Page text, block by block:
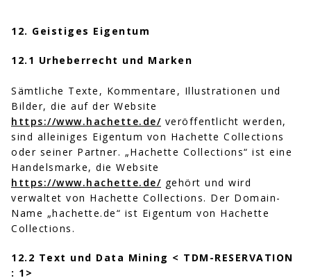
12. Geistiges Eigentum
12.1 Urheberrecht und Marken
Sämtliche Texte, Kommentare, Illustrationen und
Bilder, die auf der Website
https://www.hachette.de/ veröffentlicht werden,
sind alleiniges Eigentum von Hachette Collections
oder seiner Partner. „Hachette Collections“ ist eine
Handelsmarke, die Website
https://www.hachette.de/ gehört und wird
verwaltet von Hachette Collections. Der Domain-
Name „hachette.de“ ist Eigentum von Hachette
Collections.
12.2 Text und Data Mining < TDM-RESERVATION
: 1>